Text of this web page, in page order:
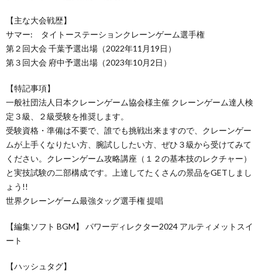
【主な大会戦歴】
サマー: タイトーステーションクレーンゲーム選手権
第２回大会 千葉予選出場（2022年11月19日）
第３回大会 府中予選出場（2023年10月2日）
【特記事項】
一般社団法人日本クレーンゲーム協会様主催 クレーンゲーム達人検
定３級、２級受験を推奨します。
受験資格・準備は不要で、誰でも挑戦出来ますので、クレーンゲー
ムが上手くなりたい方、腕試ししたい方、ぜひ３級から受けてみて
ください。クレーンゲーム攻略講座（１２の基本技のレクチャー）
と実技試験の二部構成です。上達してたくさんの景品をGETしまし
ょう!!
世界クレーンゲーム最強タッグ選手権 提唱
【編集ソフト BGM】 パワーディレクター2024 アルティメットスイ
ート
【ハッシュタグ】